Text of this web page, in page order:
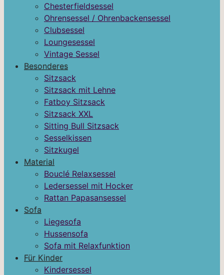
Chesterfieldsessel
Ohrensessel / Ohrenbackensessel
Clubsessel
Loungesessel
Vintage Sessel
Besonderes
Sitzsack
Sitzsack mit Lehne
Fatboy Sitzsack
Sitzsack XXL
Sitting Bull Sitzsack
Sesselkissen
Sitzkugel
Material
Bouclé Relaxsessel
Ledersessel mit Hocker
Rattan Papasansessel
Sofa
Liegesofa
Hussensofa
Sofa mit Relaxfunktion
Für Kinder
Kindersessel